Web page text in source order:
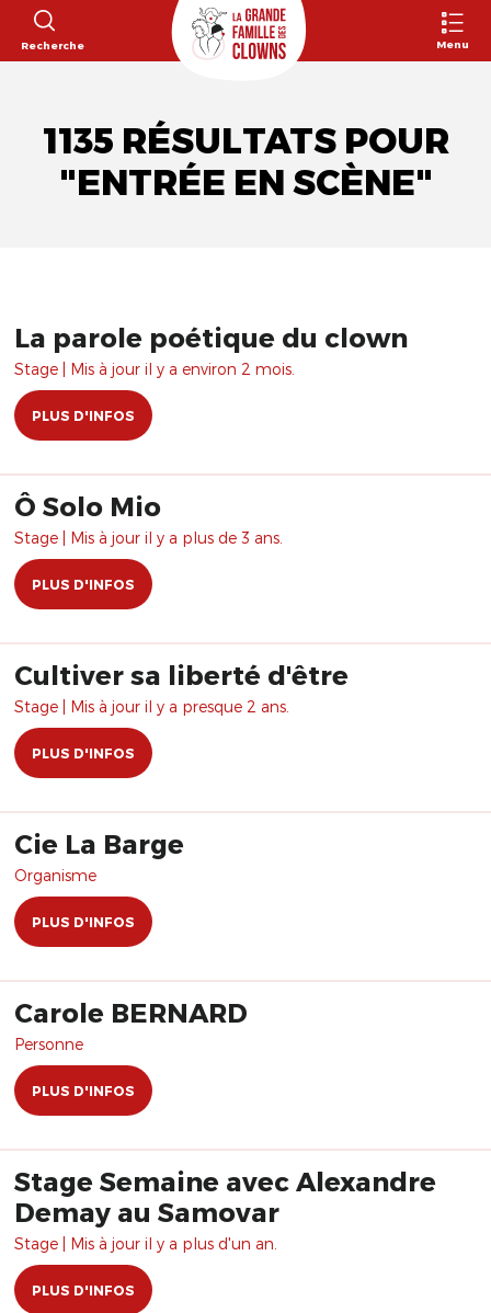
Recherche Menu
1135 RÉSULTATS POUR
"ENTRÉE EN SCÈNE"
La parole poétique du clown
Stage | Mis à jour il y a environ 2 mois.
PLUS D'INFOS
Ô Solo Mio
Stage | Mis à jour il y a plus de 3 ans.
PLUS D'INFOS
Cultiver sa liberté d'être
Stage | Mis à jour il y a presque 2 ans.
PLUS D'INFOS
Cie La Barge
Organisme
PLUS D'INFOS
Carole BERNARD
Personne
PLUS D'INFOS
Stage Semaine avec Alexandre
Demay au Samovar
Stage | Mis à jour il y a plus d'un an.
PLUS D'INFOS